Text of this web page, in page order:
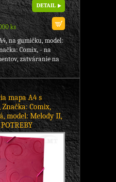
ks
DETAIL
na gumičku, model:
Comix, - na
zatváranie na
mapa A4 s
Comix,
model: Melody II,